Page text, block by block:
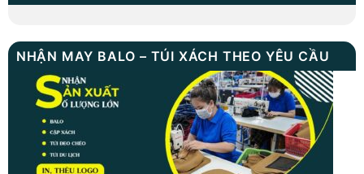
NHẬN MAY BALO – TÚI XÁCH THEO YÊU CẦU